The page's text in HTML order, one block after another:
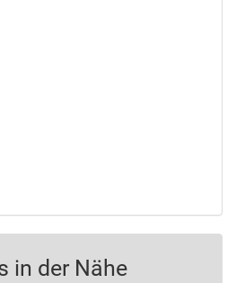
in der Nähe